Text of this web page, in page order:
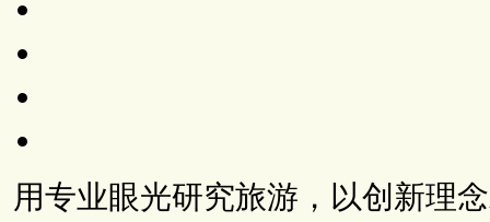
用专业眼光研究旅游，以创新理